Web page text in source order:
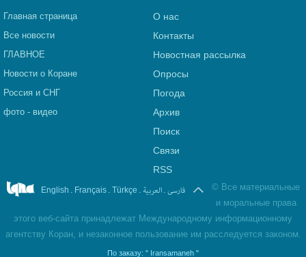
Главная страница
Все новости
ГЛАВНОЕ
Новости о Коране
Россия и СНГ
фото - видео
О нас
Контакты
Новостная рассылка
Опросы
Погода
Архив
Поиск
Связи
RSS
English . Français . Türkçe . العربیة . فارسی © Все материальные
и моральные права
этого веб-сайта принадлежат Международному информационному
агентству Коран, и незаконное пользование им расследуется законом.
По заказу: " Iransamaneh "